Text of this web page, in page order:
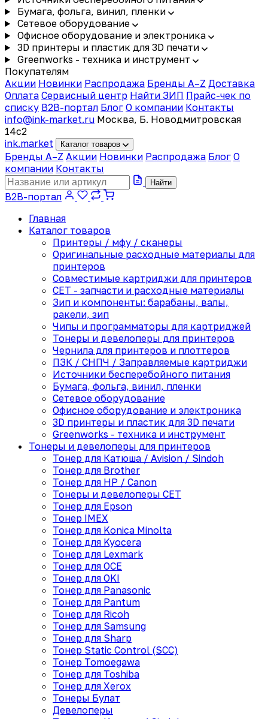
Бумага, фольга, винил, пленки
Сетевое оборудование
Офисное оборудование и электроника
3D принтеры и пластик для 3D печати
Greenworks - техника и инструмент
Покупателям
Акции Новинки Распродажа Бренды A–Z Доставка
Оплата Сервисный центр Найти ЗИП Прайс-чек по
списку B2B-портал Блог О компании Контакты
info@ink-market.ru Москва, Б. Новодмитровская
14с2
ink.market Каталог товаров
Бренды A–Z Акции Новинки Распродажа Блог О
компании Контакты
Найти
B2B-портал
Главная
Каталог товаров
Принтеры / мфу / сканеры
Оригинальные расходные материалы для
принтеров
Совместимые картриджи для принтеров
CET - запчасти и расходные материалы
Зип и компоненты: барабаны, валы,
ракели, зип
Чипы и программаторы для картриджей
Тонеры и девелоперы для принтеров
Чернила для принтеров и плоттеров
ПЗК / СНПЧ / Заправляемые картриджи
Источники бесперебойного питания
Бумага, фольга, винил, пленки
Сетевое оборудование
Офисное оборудование и электроника
3D принтеры и пластик для 3D печати
Greenworks - техника и инструмент
Тонеры и девелоперы для принтеров
Тонер для Катюша / Avision / Sindoh
Тонер для Brother
Тонер для HP / Canon
Тонеры и девелоперы CET
Тонер для Epson
Тонер IMEX
Тонер для Konica Minolta
Тонер для Kyocera
Тонер для Lexmark
Тонер для OCE
Тонер для OKI
Тонер для Panasonic
Тонер для Pantum
Тонер для Ricoh
Тонер для Samsung
Тонер для Sharp
Тонер Static Control (SCC)
Тонер Tomoegawa
Тонер для Toshiba
Тонер для Xerox
Тонеры Булат
Девелоперы